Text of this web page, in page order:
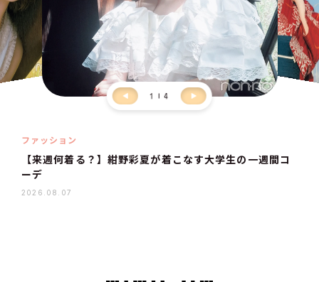
1 4
ファッション
【来週何着る？】紺野彩夏が着こなす大学生の一週間コ
ーデ
2026.08.07